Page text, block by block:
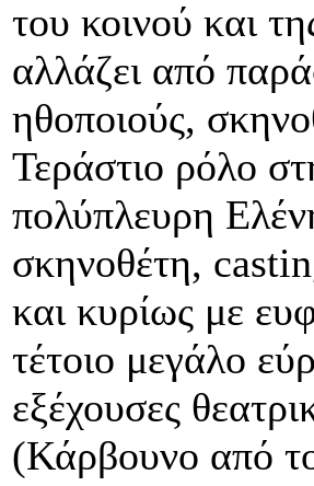
του κοινού και
αλλάζει από
ηθοποιούς,
Τεράστιο ρόλο
πολύπλευρη
σκηνοθέτη,
και κυρίως με
τέτοιο μεγάλο
εξέχουσες
(Κάρβουνο από